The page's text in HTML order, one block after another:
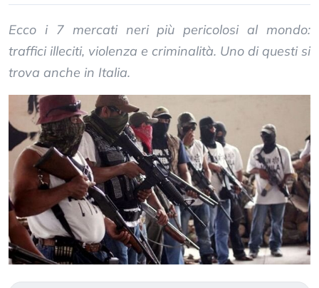
Ecco i 7 mercati neri più pericolosi al mondo:
traffici illeciti, violenza e criminalità. Uno di questi si
trova anche in Italia.